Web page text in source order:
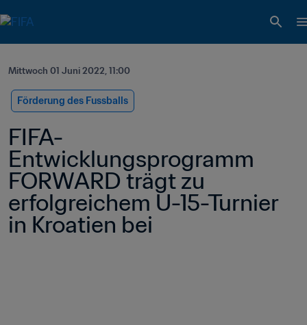
Mittwoch 01 Juni 2022, 11:00
Förderung des Fussballs
FIFA-
Entwicklungsprogramm
FORWARD trägt zu
erfolgreichem U-15-Turnier
in Kroatien bei